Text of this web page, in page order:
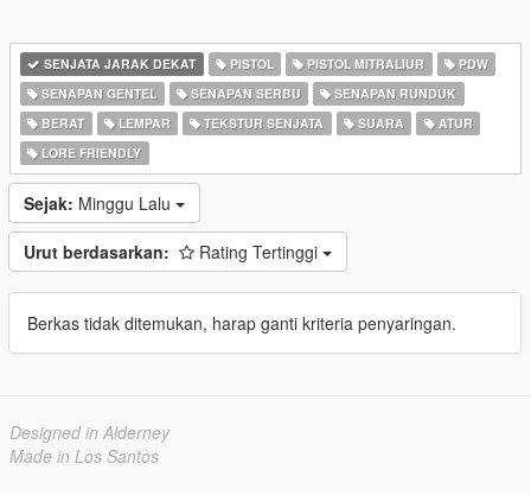
SENJATA JARAK DEKAT PISTOL PISTOL MITRALIUR
PDW
SENAPAN GENTEL
SENAPAN SERBU
SENAPAN RUNDUK
BERAT
LEMPAR TEKSTUR SENJATA SUARA
ATUR
LORE FRIENDLY
Sejak: Minggu Lalu
Urut berdasarkan: Rating Tertinggi
Berkas tidak ditemukan, harap ganti kriteria penyaringan.
Designed in Alderney
Made in Los Santos